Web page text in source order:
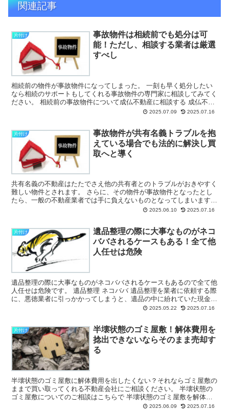
関連記事
片付け
事故物件は相続前でも処分は可
能！ただし、相談する業者は厳選
すべし
相続前の物件が事故物件になってしまった。 一刻も早く処分したい
なら相続のサポートもしてくれる事故物件の専門家に相談してみてく
ださい。 相続前の事故物件について成仏不動産に相談する 成仏不動
2025.07.09 2025.07.16
片付け
事故物件が共有名義トラブルを抱
えている場合でも法的に解決し買
取へと導く
共有名義の不動産はたたでさえ他の共有者とのトラブルがおきやすく
難しい物件とされます。 さらに、その物件が事故物件となったとし
たら、一般の不動産業者では手に負えないものとなってしまいます。
もしあなたが共有名義トラブルを抱えている...2025.06.10 2025.07.16
片付け
遺品整理の際に大事なものがネコ
ババされるケースもある！全て他
人任せは危険
遺品整理の際に大事なものがネコババされるケースもあるので全て他
人任せは危険です。 遺品整理 ネコババ 遺品整理を業者に依頼する際
に、悪徳業者に引っかかってしまうと、遺品の中に紛れていた現金
や、高価な遺品をネコババされるケースがあります。...
2025.05.22 2025.07.16
片付け
半壊状態のゴミ屋敷！解体費用を
捻出できないならそのまま売却す
る
半壊状態のゴミ屋敷に解体費用を出したくない？それならゴミ屋敷の
ままで買い取ってくれる不動産会社にご相談ください。 半壊状態の
ゴミ屋敷についてのご相談はこちらで 半壊状態のゴミ屋敷を解体す
るときの費用について ゴミ屋敷を片付けてから...2025.06.09 2025.07.16